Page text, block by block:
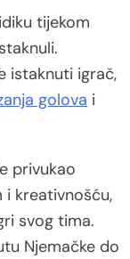
tijekom
istaknuti igrač,
golova i
privukao
i kreativnošću,
svog tima.
Njemačke do